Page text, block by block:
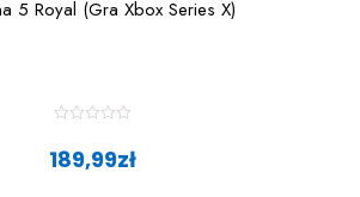
5 Royal (Gra Xbox Series X)
189,99zł